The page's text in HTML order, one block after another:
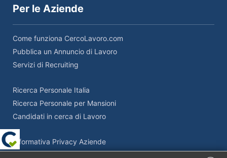
Per le Aziende
Come funziona CercoLavoro.com
Pubblica un Annuncio di Lavoro
Servizi di Recruiting
Ricerca Personale Italia
Ricerca Personale per Mansioni
Candidati in cerca di Lavoro
Informativa Privacy Aziende